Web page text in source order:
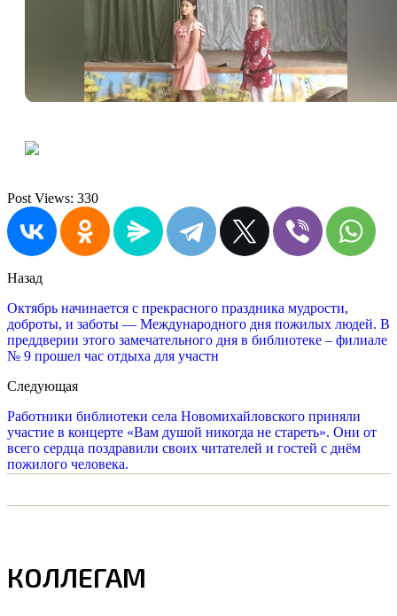
Post Views: 330
Назад
Октябрь начинается с прекрасного праздника мудрости,
доброты, и заботы — Международного дня пожилых людей. В
преддверии этого замечательного дня в библиотеке – филиале
№ 9 прошел час отдыха для участн
Следующая
Работники библиотеки села Новомихайловского приняли
участие в концерте «Вам душой никогда не стареть». Они от
всего сердца поздравили своих читателей и гостей с днём
пожилого человека.
КОЛЛЕГАМ